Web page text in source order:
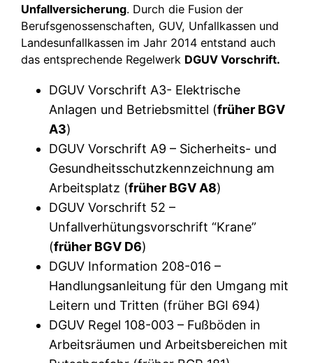
Unfallversicherung. Durch die Fusion der
Berufsgenossenschaften, GUV, Unfallkassen und
Landesunfallkassen im Jahr 2014 entstand auch
das entsprechende Regelwerk DGUV Vorschrift.
DGUV Vorschrift A3- Elektrische
Anlagen und Betriebsmittel (früher BGV
A3)
DGUV Vorschrift A9 – Sicherheits- und
Gesundheitsschutzkennzeichnung am
Arbeitsplatz (früher BGV A8)
DGUV Vorschrift 52 –
Unfallverhütungsvorschrift “Krane”
(früher BGV D6)
DGUV Information 208-016 –
Handlungsanleitung für den Umgang mit
Leitern und Tritten (früher BGI 694)
DGUV Regel 108-003 – Fußböden in
Arbeitsräumen und Arbeitsbereichen mit